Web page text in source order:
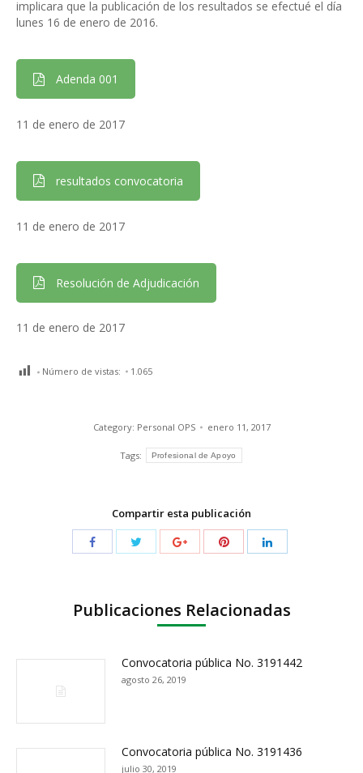
implicara que la publicación de los resultados se efectué el día
lunes 16 de enero de 2016.
Adenda 001
11 de enero de 2017
resultados convocatoria
11 de enero de 2017
Resolución de Adjudicación
11 de enero de 2017
Número de vistas: 1.065
Category: Personal OPS enero 11, 2017
Tags: Profesional de Apoyo
Compartir esta publicación
Publicaciones Relacionadas
Convocatoria pública No. 3191442
agosto 26, 2019
Convocatoria pública No. 3191436
julio 30, 2019